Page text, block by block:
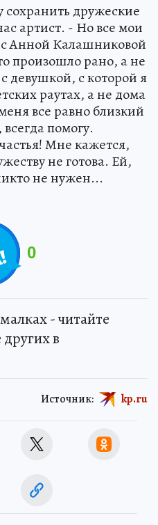
сохранить дружеские
артист. - Но все мои
Анной Калашниковой
произошло рано, а не
девушкой, с которой я
раутах, а не дома
все равно близкий
помогу.
Мне кажется,
не готова. Ей,
не нужен...
0
- читайте
в
Источник: kp.ru